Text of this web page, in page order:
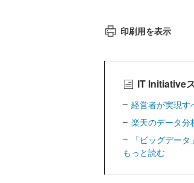
印刷用を表示
IT Initiative
経営者が実現
楽天のデータ
「ビッグデー
もっと読む